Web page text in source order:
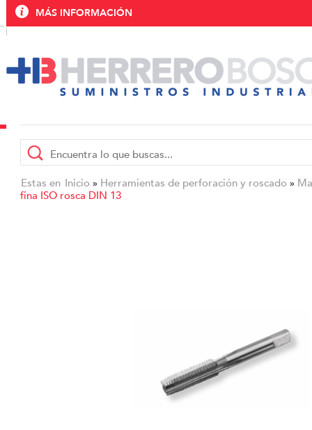
MÁS INFORMACIÓN
Estas en Inicio » Herramientas de perforación y roscado »
fina ISO rosca DIN 13